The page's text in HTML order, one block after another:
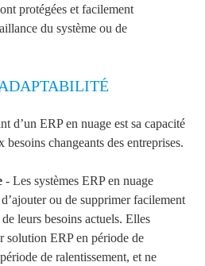
protégées et facilement
du système ou de
d’un ERP en nuage est sa capacité
besoins changeants des entreprises.
- Les systèmes ERP en nuage
ou de supprimer facilement
leurs besoins actuels. Elles
solution ERP en période de
de ralentissement, et ne